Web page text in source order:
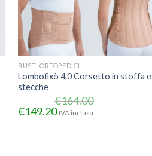
BUSTI ORTOPEDICI
Lombofixò 4.0 Corsetto in stoffa e
stecche
€164.00
€149.20 IVA inclusa